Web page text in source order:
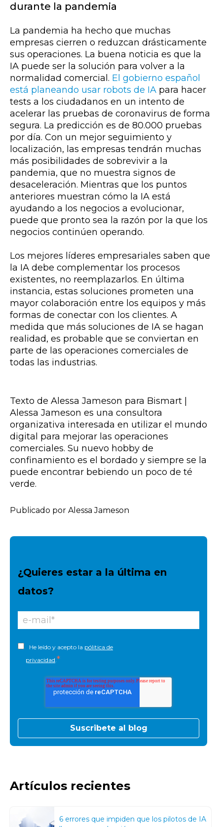
durante la pandemia
La pandemia ha hecho que muchas
empresas cierren o reduzcan drásticamente
sus operaciones. La buena noticia es que la
IA puede ser la solución para volver a la
normalidad comercial. El gobierno español
está planeando usar robots de IA para hacer
tests a los ciudadanos en un intento de
acelerar las pruebas de coronavirus de forma
segura. La predicción es de 80.000 pruebas
por día. Con un mejor seguimiento y
localización, las empresas tendrán muchas
más posibilidades de sobrevivir a la
pandemia, que no muestra signos de
desaceleración. Mientras que los puntos
anteriores muestran cómo la IA está
ayudando a los negocios a evolucionar,
puede que pronto sea la razón por la que los
negocios continúen operando.
Los mejores líderes empresariales saben que
la IA debe complementar los procesos
existentes, no reemplazarlos. En última
instancia, estas soluciones prometen una
mayor colaboración entre los equipos y más
formas de conectar con los clientes. A
medida que más soluciones de IA se hagan
realidad, es probable que se conviertan en
parte de las operaciones comerciales de
todas las industrias.
Texto de Alessa Jameson para Bismart |
Alessa Jameson es una consultora
organizativa interesada en utilizar el mundo
digital para mejorar las operaciones
comerciales. Su nuevo hobby de
confinamiento es el bordado y siempre se la
puede encontrar bebiendo un poco de té
verde.
Publicado por Alessa Jameson
¿Quieres estar a la última en
datos?
He leído y acepto la pólitica de
privacidad *
Artículos recientes
6 errores que impiden que los pilotos de IA